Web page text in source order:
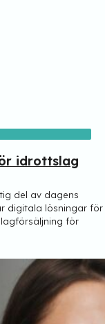
idrottslag
del av dagens
digitala lösningar för
för